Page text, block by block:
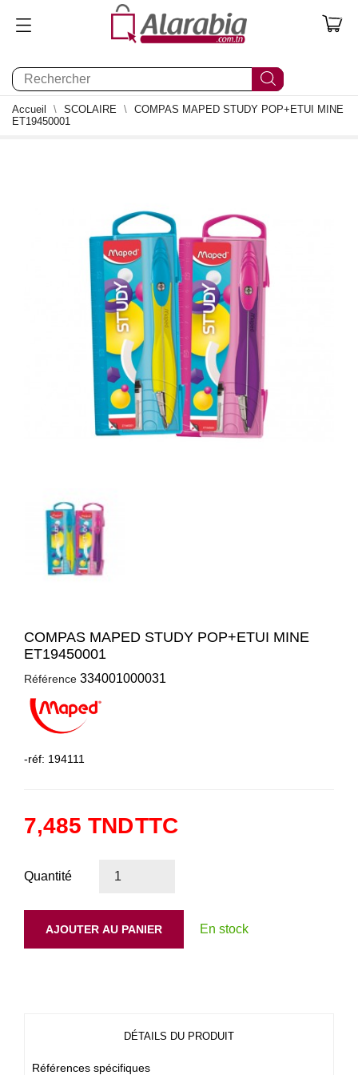
0
Accueil SCOLAIRE
COMPAS MAPED STUDY POP+ETUI MINE
ET19450001
COMPAS MAPED STUDY POP+ETUI MINE
ET19450001
Référence 334001000031
-réf: 194111
7,485 TNDTTC
Quantité
AJOUTER AU PANIER En stock
DÉTAILS DU PRODUIT
Références spécifiques